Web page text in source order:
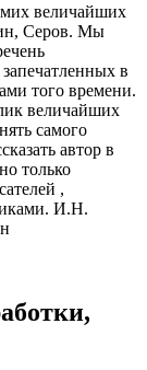
величайших
Серов. Мы
в
того времени.
величайших
самого
автор в
только
,
И.Н.